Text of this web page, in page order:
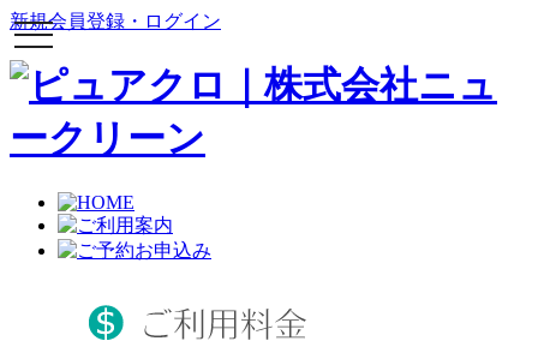
新規会員登録・ログイン
toggle
navigation